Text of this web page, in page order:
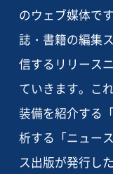
のウェブ媒体で
誌・書籍の編集
信するリリース
ていきます。こ
装備を紹介する
析する「ニュー
ス出版が発行し